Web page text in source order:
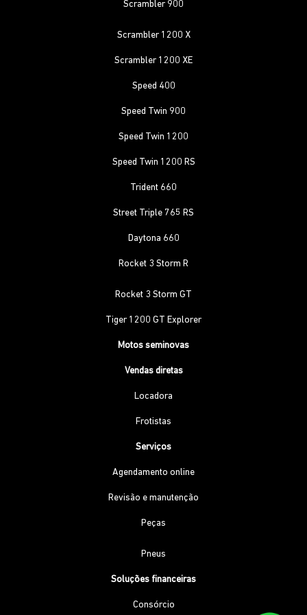
Scrambler 900
Scrambler 1200 X
Scrambler 1200 XE
Speed 400
Speed Twin 900
Speed Twin 1200
Speed Twin 1200 RS
Trident 660
Street Triple 765 RS
Daytona 660
Rocket 3 Storm R
Rocket 3 Storm GT
Tiger 1200 GT Explorer
Motos seminovas
Vendas diretas
Locadora
Frotistas
Serviços
Agendamento online
Revisão e manutenção
Peças
Pneus
Soluções financeiras
Consórcio